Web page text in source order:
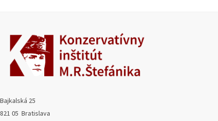
Bajkalská 25
821 05 Bratislava